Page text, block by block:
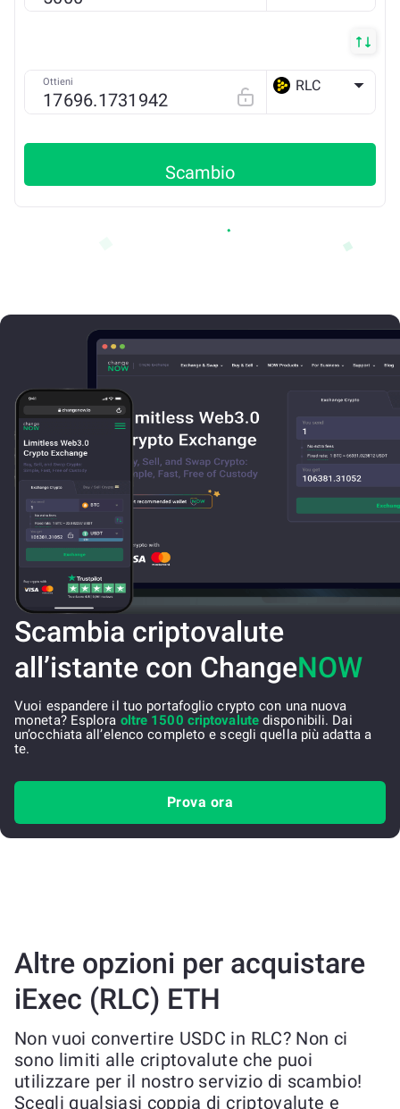
Ottieni RLC
Scambio
Scambia criptovalute
all’istante con ChangeNOW
Vuoi espandere il tuo portafoglio crypto con una nuova
moneta? Esplora oltre 1500 criptovalutedisponibili. Dai
un’occhiata all’elenco completo e scegli quella più adatta a
te.
Prova ora
Altre opzioni per acquistare
iExec (RLC) ETH
Non vuoi convertire USDC in RLC? Non ci
sono limiti alle criptovalute che puoi
utilizzare per il nostro servizio di scambio!
Scegli qualsiasi coppia di criptovalute e